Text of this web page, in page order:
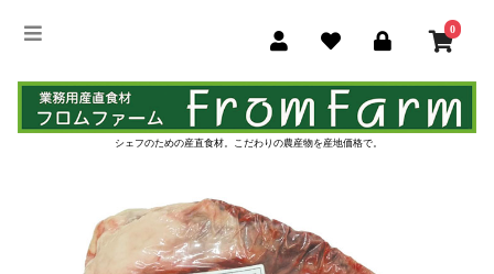
0
シェフのための産直食材。 こだわりの農産物を産地価格で。